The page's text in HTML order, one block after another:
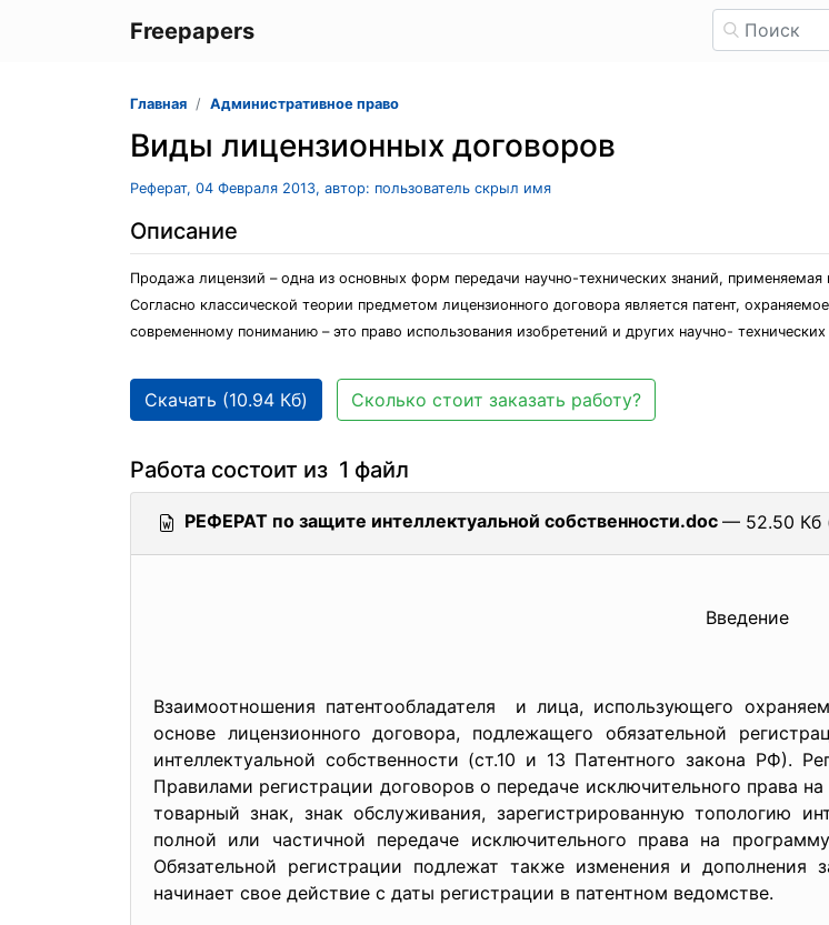
Freepapers
Главная Административное право
Виды лицензионных договоров
Реферат, 04 Февраля 2013, автор: пользователь скрыл имя
Описание
Продажа лицензий – одна из основных форм передачи научно-технических знаний,
Согласно классической теории предметом лицензионного договора является патент,
современному пониманию – это право использования изобретений и других научно-
Скачать (10.94 Кб) Сколько стоит заказать работу?
Работа состоит из 1 файл
РЕФЕРАТ по защите интеллектуальной собственности.doc — 52.50 Кб
Введение
Взаимоотношения патентообладателя и лица, использующего
основе лицензионного договора, подлежащего обязательной
интеллектуальной собственности (ст.10 и 13 Патентного закона РФ).
Правилами регистрации договоров о передаче исключительного права
товарный знак, знак обслуживания, зарегистрированную топологию
полной или частичной передаче исключительного права на
Обязательной регистрации подлежат также изменения и дополнения
начинает свое действие с даты регистрации в патентном ведомстве.